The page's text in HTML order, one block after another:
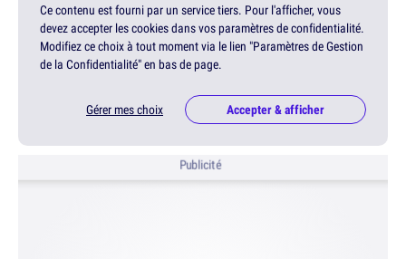
Ce contenu est fourni par un service tiers. Pour l'afficher, vous
devez accepter les cookies dans vos paramètres de confidentialité.
Modifiez ce choix à tout moment via le lien "Paramètres de Gestion
de la Confidentialité" en bas de page.
Gérer mes choix Accepter & afficher
Publicité